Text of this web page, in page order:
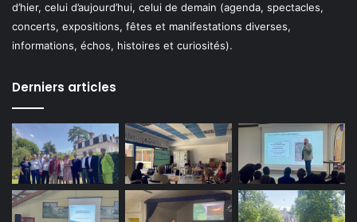
d’hier, celui d’aujourd’hui, celui de demain (agenda, spectacles,
concerts, expositions, fêtes et manifestations diverses,
informations, échos, histoires et curiosités).
Derniers articles